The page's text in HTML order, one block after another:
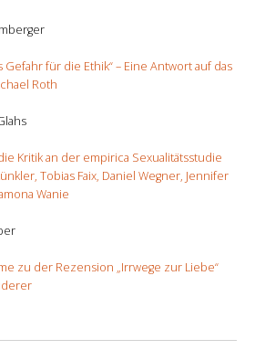
Gefahr für die Ethik“ – Eine Antwort auf das
Roth
Kritik an der empirica Sexualitätsstudie
Tobias Faix, Daniel Wegner, Jennifer
Wanie
zu der Rezension „Irrwege zur Liebe“